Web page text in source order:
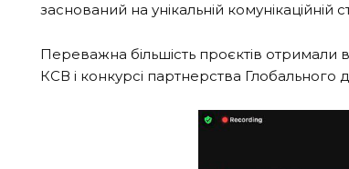
заснований на унікальній комунікаційній
Переважна більшість проєктів отримали
КСВ і конкурсі партнерства